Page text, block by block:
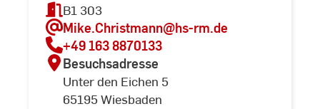
B1 303
Mike.Christmann@hs-rm.de
+49 163 8870133
Besuchsadresse
Unter den Eichen 5
65195 Wiesbaden